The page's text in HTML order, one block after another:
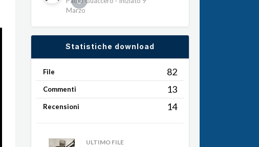
Marzo
Statistiche download
File 82
Commenti 13
Recensioni 14
ULTIMO FILE